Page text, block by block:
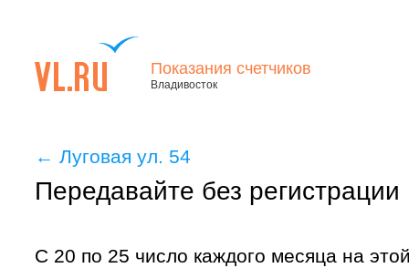
Показания счетчиков
Владивосток
← Луговая ул. 54
Передавайте без регистрации
С 20 по 25 число каждого месяца на